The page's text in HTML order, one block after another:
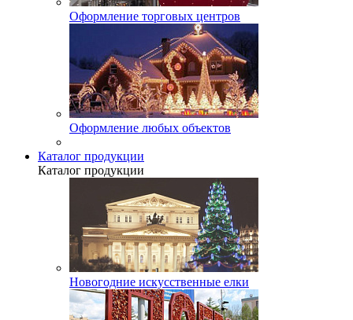
Оформление торговых центров
Оформление любых объектов
Каталог продукции
Каталог продукции
Новогодние искусственные елки